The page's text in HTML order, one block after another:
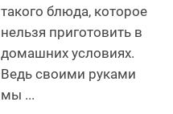
такого блюда, которое
нельзя приготовить в
домашних условиях.
Ведь своими руками
мы ...